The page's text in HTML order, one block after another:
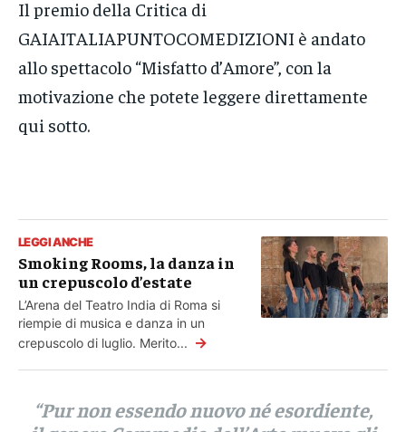
Il premio della Critica di
GAIAITALIAPUNTOCOMEDIZIONI è andato
allo spettacolo “Misfatto d’Amore”, con la
motivazione che potete leggere direttamente
qui sotto.
LEGGI ANCHE
Smoking Rooms, la danza in
un crepuscolo d’estate
L’Arena del Teatro India di Roma si
riempie di musica e danza in un
crepuscolo di luglio. Merito... →
“Pur non essendo nuovo né esordiente,